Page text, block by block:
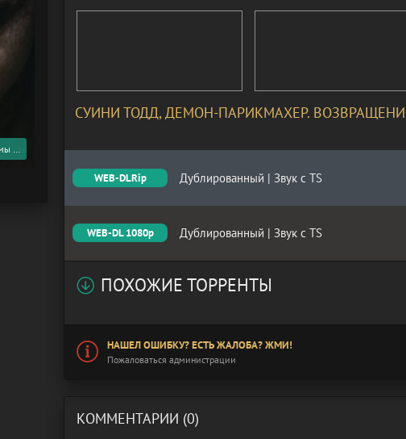
СУИНИ ТОДД, ДЕМОН-ПАРИКМАХЕР.
WEB-DLRip Дублированный | Звук с TS
WEB-DL 1080p Дублированный | Звук с TS
ПОХОЖИЕ ТОРРЕНТЫ
НАШЕЛ ОШИБКУ? ЕСТЬ ЖАЛОБА? ЖМИ!
Пожаловаться администрации
КОММЕНТАРИИ (0)
Боевики / Фантастика / Драмы / Фильмы 2026 года / Скоро в кино